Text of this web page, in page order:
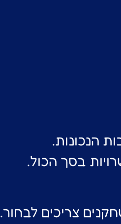
בסך הכול.
צריכים לבחור.